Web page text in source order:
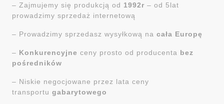
– Zajmujemy się produkcją od 1992r – od 5lat
prowadzimy sprzedaż internetową
– Prowadzimy sprzedasz wysyłkową na cała Europę
– Konkurencyjne ceny prosto od producenta bez
pośredników
– Niskie negocjowane przez lata ceny
transportu gabarytowego